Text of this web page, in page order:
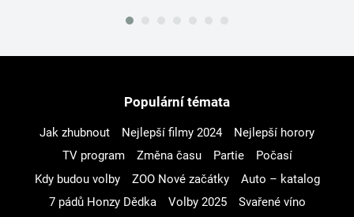
Populární témata
Jak zhubnout Nejlepší filmy 2024
Nejlepší horory
TV program
Změna času Partie
Počasí
Kdy budou volby
ZOO Nové začátky
Auto – katalog
7 pádů Honzy Dědka
Volby 2025
Svařené víno